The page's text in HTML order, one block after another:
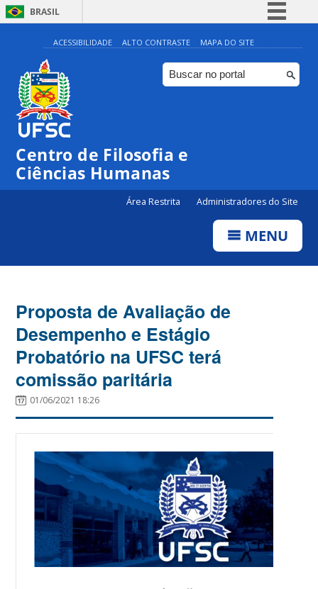
BRASIL
Simplifique!
Comunica BR
Participe
ACESSIBILIDADE ALTO CONTRASTE MAPA DO SITE
Centro de Filosofia e
Ciências Humanas
Área Restrita Administradores do Site
MENU
Proposta de Avaliação de
Desempenho e Estágio
Probatório na UFSC terá
comissão paritária
01/06/2021 18:26